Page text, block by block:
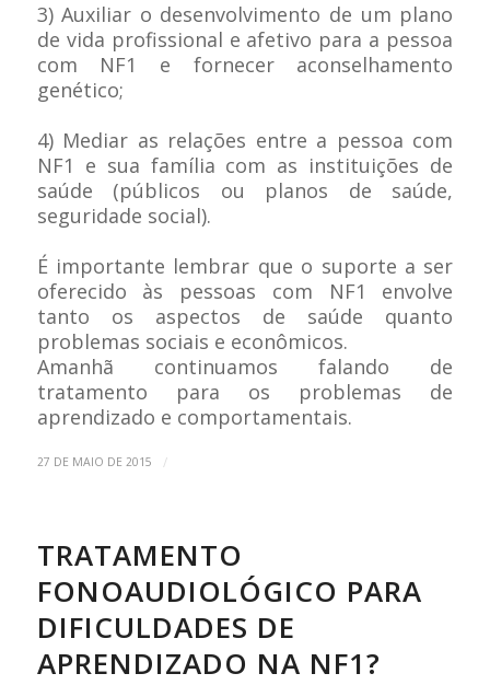
3) Auxiliar o desenvolvimento de um plano
de vida profissional e afetivo para a pessoa
com NF1 e fornecer aconselhamento
genético;
4) Mediar as relações entre a pessoa com
NF1 e sua família com as instituições de
saúde (públicos ou planos de saúde,
seguridade social).
É importante lembrar que o suporte a ser
oferecido às pessoas com NF1 envolve
tanto os aspectos de saúde quanto
problemas sociais e econômicos.
Amanhã continuamos falando de
tratamento para os problemas de
aprendizado e comportamentais.
27 DE MAIO DE 2015 /
TRATAMENTO
FONOAUDIOLÓGICO PARA
DIFICULDADES DE
APRENDIZADO NA NF1?